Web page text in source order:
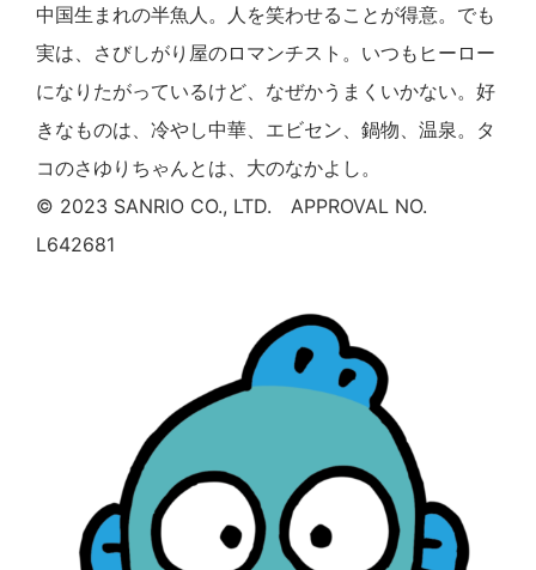
中国生まれの半魚人。人を笑わせることが得意。でも
実は、さびしがり屋のロマンチスト。いつもヒーロー
になりたがっているけど、なぜかうまくいかない。好
きなものは、冷やし中華、エビセン、鍋物、温泉。タ
コのさゆりちゃんとは、大のなかよし。
© 2023 SANRIO CO., LTD. APPROVAL NO.
L642681